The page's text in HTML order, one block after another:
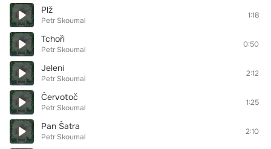
Plž
Petr Skoumal
1:18
Tchoři
Petr Skoumal
0:50
Jeleni
Petr Skoumal
2:12
Červotoč
Petr Skoumal
1:25
Pan Šatra
Petr Skoumal
2:10